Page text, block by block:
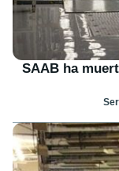
SAAB ha